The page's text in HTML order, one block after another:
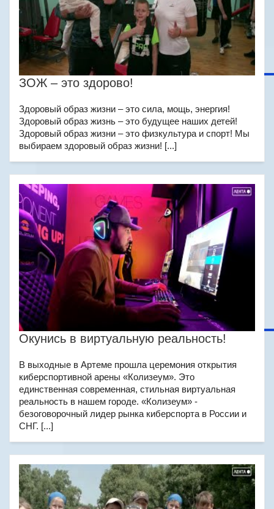
ЗОЖ – это здорово!
Здоровый образ жизни – это сила, мощь, энергия!
Здоровый образ жизнь – это будущее наших детей!
Здоровый образ жизни – это физкультура и спорт! Мы
выбираем здоровый образ жизни! [...]
Окунись в виртуальную реальность!
В выходные в Артеме прошла церемония открытия
киберспортивной арены «Колизеум». Это
единственная современная, стильная виртуальная
реальность в нашем городе. «Колизеум» -
безоговорочный лидер рынка киберспорта в России и
СНГ. [...]